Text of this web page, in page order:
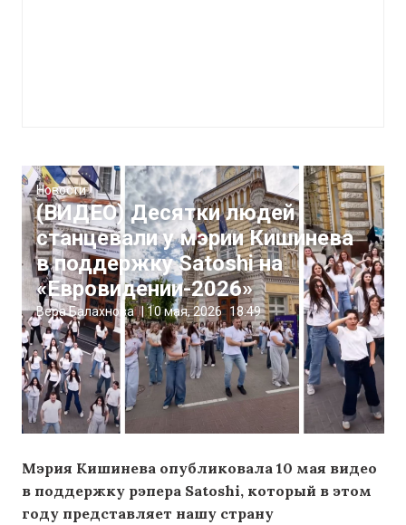
Новости
(ВИДЕО) Десятки людей
станцевали у мэрии Кишинева
в поддержку Satoshi на
«Евровидении-2026»
Вера Балахнова | 10 мая, 2026 18:49
Мэрия Кишинева опубликовала 10 мая видео
в поддержку рэпера Satoshi, который в этом
году представляет нашу страну